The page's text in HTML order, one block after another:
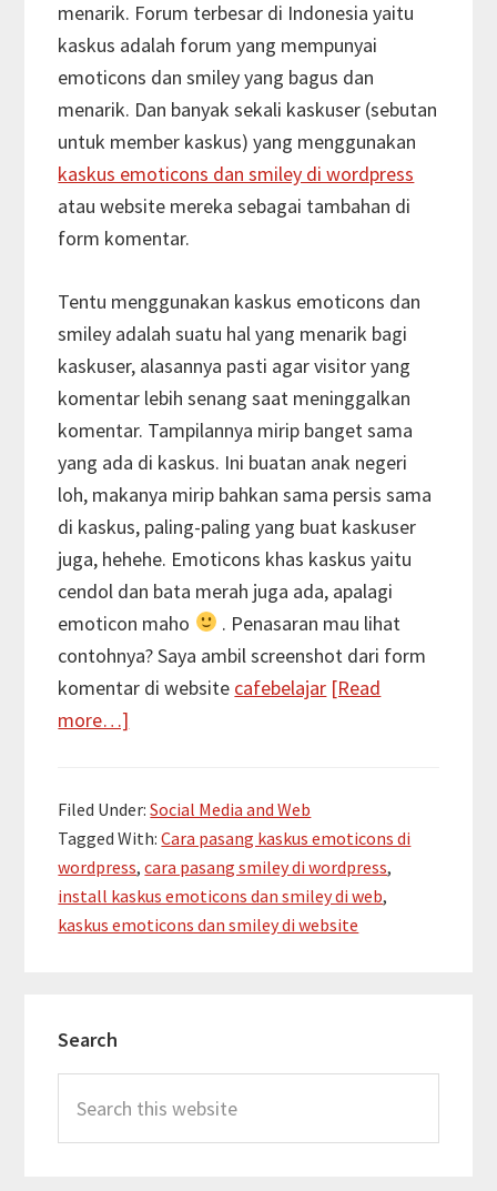
menarik. Forum terbesar di Indonesia yaitu
kaskus adalah forum yang mempunyai
emoticons dan smiley yang bagus dan
menarik. Dan banyak sekali kaskuser (sebutan
untuk member kaskus) yang menggunakan
kaskus emoticons dan smiley di wordpress
atau website mereka sebagai tambahan di
form komentar.
Tentu menggunakan kaskus emoticons dan
smiley adalah suatu hal yang menarik bagi
kaskuser, alasannya pasti agar visitor yang
komentar lebih senang saat meninggalkan
komentar. Tampilannya mirip banget sama
yang ada di kaskus. Ini buatan anak negeri
loh, makanya mirip bahkan sama persis sama
di kaskus, paling-paling yang buat kaskuser
juga, hehehe. Emoticons khas kaskus yaitu
cendol dan bata merah juga ada, apalagi
emoticon maho
. Penasaran mau lihat
contohnya? Saya ambil screenshot dari form
komentar di website cafebelajar [Read
more…]
kaskus
emoticons
dan
smiley
Filed Under:Social Media and Web
Tagged With:Cara pasang kaskus emoticons di
wordpress,cara pasang smiley di wordpress,
install kaskus emoticons dan smiley di web,
kaskus emoticons dan smiley di website
Sidebar
Search
this
website